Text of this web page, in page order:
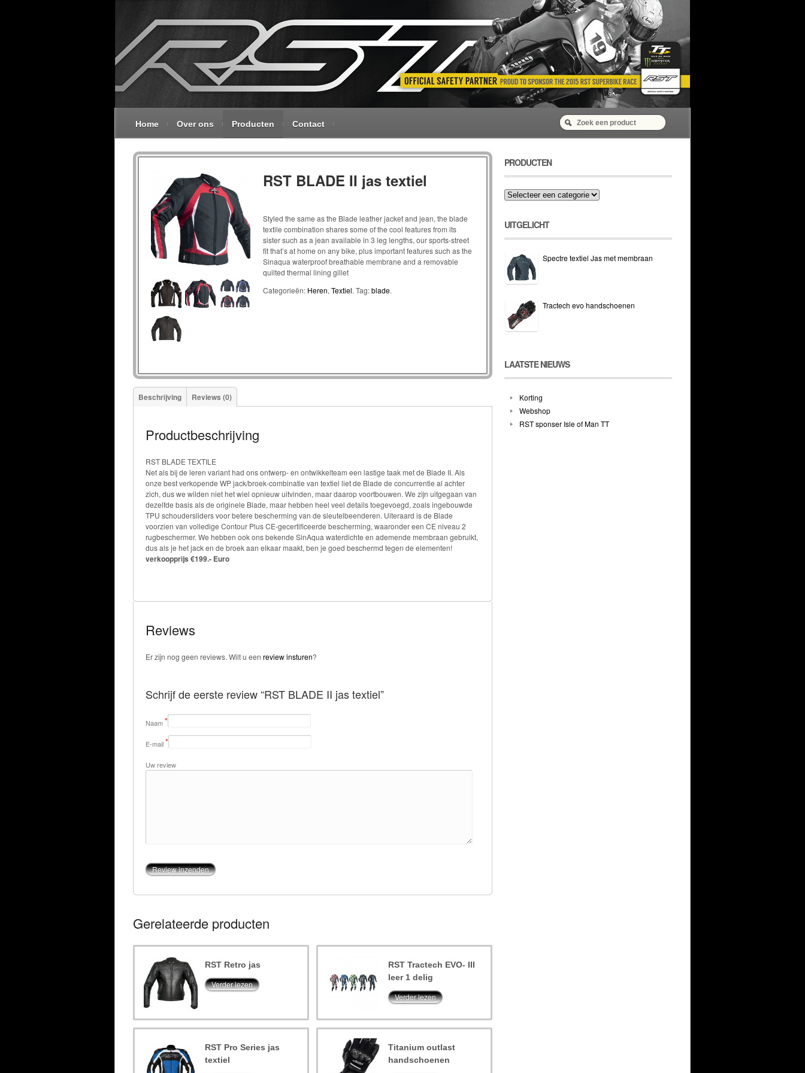
Home Over ons Producten Contact
RST BLADE II jas textiel
Styled the same as the Blade leather jacket and jean, the blade
textile combination shares some of the cool features from its
sister such as a jean available in 3 leg lengths, our sports-street
fit that’s at home on any bike, plus important features such as the
Sinaqua waterproof breathable membrane and a removable
quilted thermal lining gillet
Categorieën: Heren, Textiel. Tag:blade.
Beschrijving Reviews (0)
Productbeschrijving
RST BLADE TEXTILE
Net als bij de leren variant had ons ontwerp- en ontwikkelteam een lastige taak met de Blade II. Als
onze best verkopende WP jack/broek-combinatie van textiel liet de Blade de concurrentie al achter
zich, dus we wilden niet het wiel opnieuw uitvinden, maar daarop voortbouwen. We zijn uitgegaan van
dezelfde basis als de originele Blade, maar hebben heel veel details toegevoegd, zoals ingebouwde
TPU schoudersliders voor betere bescherming van de sleutelbeenderen. Uiteraard is de Blade
voorzien van volledige Contour Plus CE-gecertificeerde bescherming, waaronder een CE niveau 2
rugbeschermer. We hebben ook ons bekende SinAqua waterdichte en ademende membraan gebruikt,
dus als je het jack en de broek aan elkaar maakt, ben je goed beschermd tegen de elementen!
verkoopprijs €199.- Euro
Reviews
Er zijn nog geen reviews. Wilt u een review insturen?
Schrijf de eerste review “RST BLADE II jas textiel”
Naam*
E-mail*
Uw review
Gerelateerde producten
RST Retro jas
Verder lezen
RST Tractech EVO- III
leer 1 delig
Verder lezen
RST Pro Series jas
textiel
Titanium outlast
handschoenen
PRODUCTEN
UITGELICHT
Spectre textiel Jas met membraan
Tractech evo handschoenen
LAATSTE NIEUWS
Korting
Webshop
RST sponser Isle of Man TT